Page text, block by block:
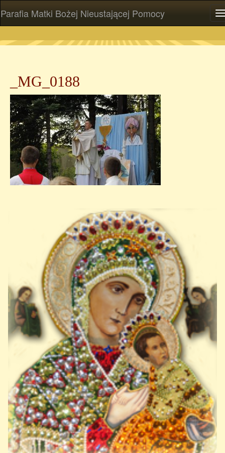
Parafia Matki Bożej Nieustającej Pomocy
_MG_0188